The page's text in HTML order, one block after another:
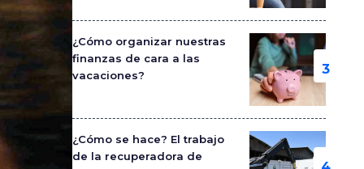
¿Cómo organizar nuestras
finanzas de cara a las
vacaciones?
¿Cómo se hace? El trabajo
de la recuperadora de